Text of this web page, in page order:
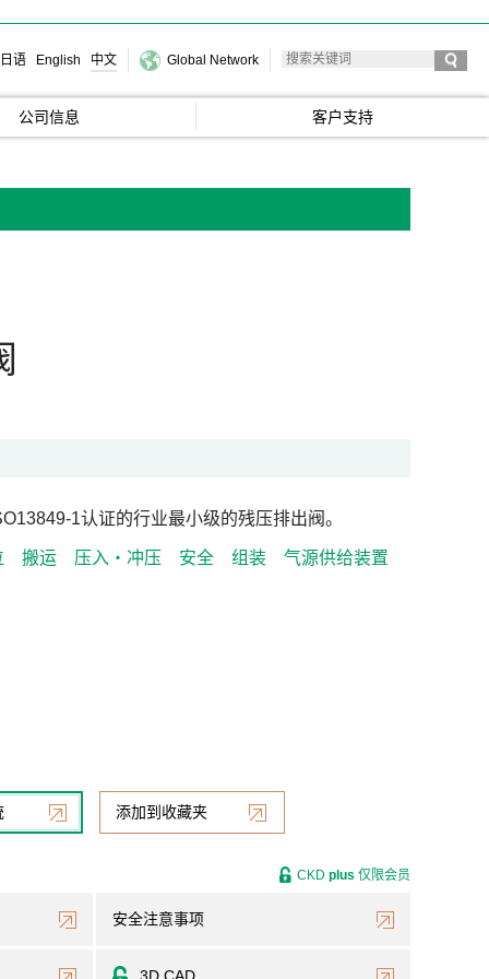
日语 English 中文 Global Network
公司信息 客户支持
1认证的行业最小级的残压排出阀。
搬运 压入・冲压 安全 组装 气源供给装置
添加到收藏夹
安全注意事项
CKD plus 仅限会员